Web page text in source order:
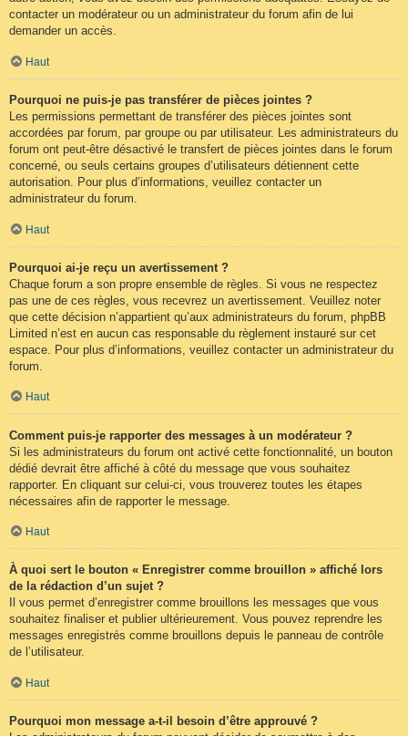
contacter un modérateur ou un administrateur du forum afin de lui
demander un accès.
Haut
Pourquoi ne puis-je pas transférer de pièces jointes ?
Les permissions permettant de transférer des pièces jointes sont
accordées par forum, par groupe ou par utilisateur. Les administrateurs du
forum ont peut-être désactivé le transfert de pièces jointes dans le forum
concerné, ou seuls certains groupes d’utilisateurs détiennent cette
autorisation. Pour plus d’informations, veuillez contacter un
administrateur du forum.
Haut
Pourquoi ai-je reçu un avertissement ?
Chaque forum a son propre ensemble de règles. Si vous ne respectez
pas une de ces règles, vous recevrez un avertissement. Veuillez noter
que cette décision n’appartient qu’aux administrateurs du forum, phpBB
Limited n’est en aucun cas responsable du règlement instauré sur cet
espace. Pour plus d’informations, veuillez contacter un administrateur du
forum.
Haut
Comment puis-je rapporter des messages à un modérateur ?
Si les administrateurs du forum ont activé cette fonctionnalité, un bouton
dédié devrait être affiché à côté du message que vous souhaitez
rapporter. En cliquant sur celui-ci, vous trouverez toutes les étapes
nécessaires afin de rapporter le message.
Haut
À quoi sert le bouton « Enregistrer comme brouillon » affiché lors
de la rédaction d’un sujet ?
Il vous permet d’enregistrer comme brouillons les messages que vous
souhaitez finaliser et publier ultérieurement. Vous pouvez reprendre les
messages enregistrés comme brouillons depuis le panneau de contrôle
de l’utilisateur.
Haut
Pourquoi mon message a-t-il besoin d’être approuvé ?